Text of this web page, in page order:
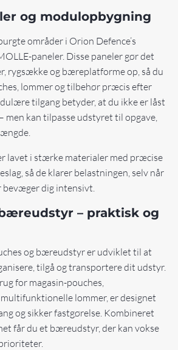
og modulopbygning
områder i Orion Defence’s
paneler. Disse paneler gør det
rygsække og bæreplatforme op, så du
lommer og tilbehør præcis efter
tilgang betyder, at du ikke er låst
men kan tilpasse udstyret til opgave,
lavet i stærke materialer med præcise
så de klarer belastningen, selv når
dig intensivt.
– praktisk og
og bæreudstyr er udviklet til at
tilgå og transportere dit udstyr.
for magasin-pouches,
lommer, er designet
og sikker fastgørelse. Kombineret
får du et bæreudstyr, der kan vokse